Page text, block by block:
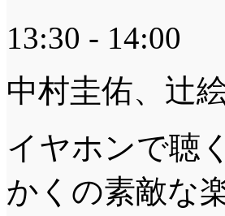
13:30 - 14:00
中村圭佑、辻
イヤホンで聴
かくの素敵な